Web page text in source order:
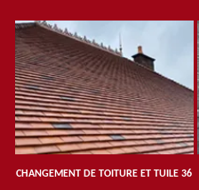
CHANGEMENT DE TOITURE ET TUILE 36